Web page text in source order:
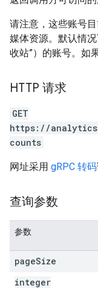
请注意，这些账号
媒体资源。默认情
收站”）的账号。如
HTTP 请求
GET
https://
counts
网址采用 gRPC 转码
查询参数
参数
pageSize
integer